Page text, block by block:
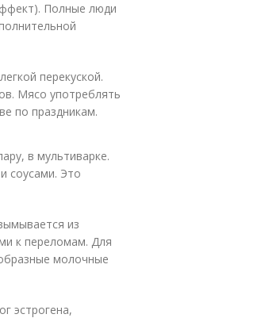
Полные люди
перекуской.
Мясо употреблять
по праздникам.
в мультиварке.
соусами. Это
из
к переломам. Для
молочные
эстрогена,